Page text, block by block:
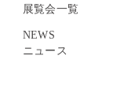
展覧会一覧
NEWS
ニュース